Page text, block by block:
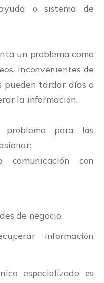
o sistema de
un problema como
inconvenientes de
pueden tardar días o
la información.
problema para las
comunicación con
de negocio.
información
especializado es